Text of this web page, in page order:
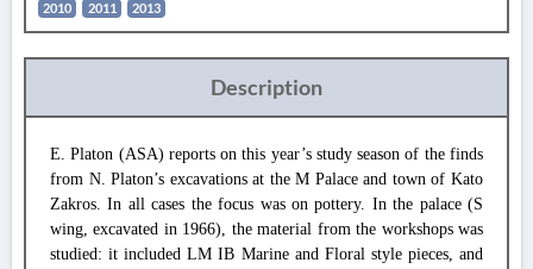
2010
2011 2013
Description
E. Platon (ASA) reports on this year’s study season of the finds
from N. Platon’s excavations at the M Palace and town of Kato
Zakros. In all cases the focus was on pottery. In the palace (S
wing, excavated in 1966), the material from the workshops was
studied: it included LM IB Marine and Floral style pieces, and